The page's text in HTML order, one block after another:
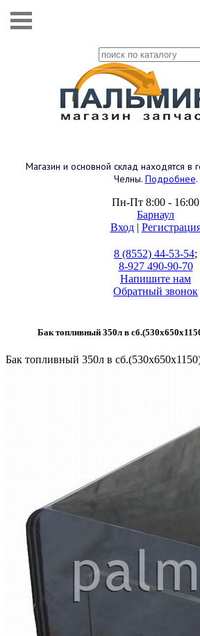
Магазин и основной склад находятся
Челны. Подробнее.
Пн-Пт 8:00 - 16:00
Барнаул
Вход|
8 (8552) 44-53-54;
8-927 490-90-70
Напишите нам
Обратный звонок
Бак топливный 350л в
Бак топливный 350л в